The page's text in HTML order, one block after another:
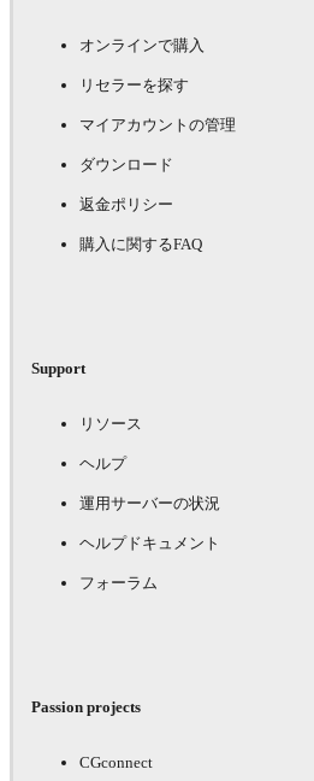
オンラインで購入
リセラーを探す
マイアカウントの管理
ダウンロード
返金ポリシー
購入に関するFAQ
Support
リソース
ヘルプ
運用サーバーの状況
ヘルプドキュメント
フォーラム
Passion projects
CGconnect